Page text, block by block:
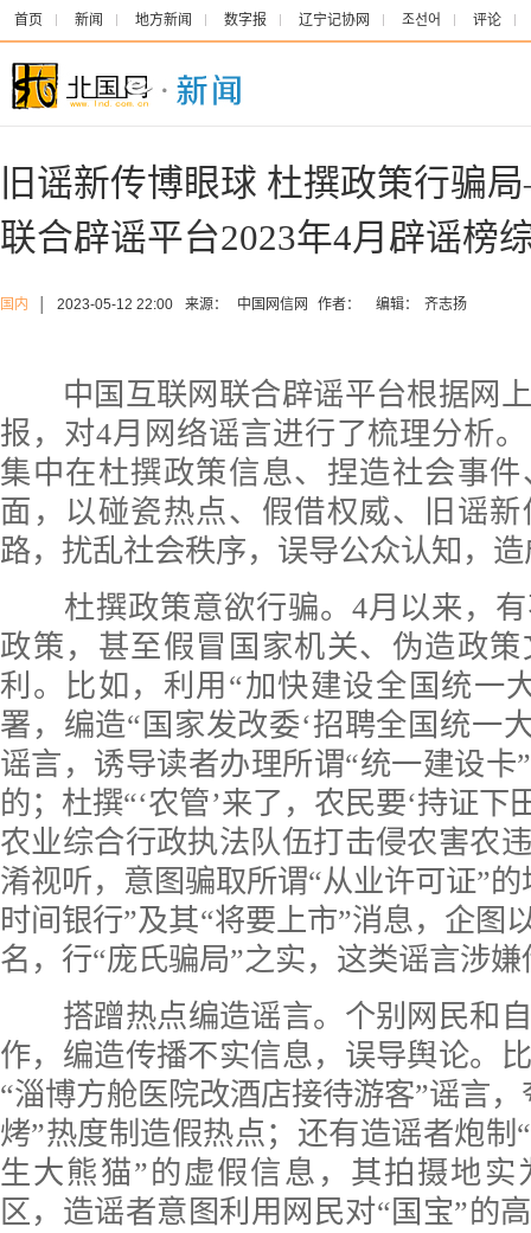
首页 新闻 地方新闻 数字报 辽宁记协网 조선어 评论
旧谣新传博眼球 杜撰政策行骗
联合辟谣平台2023年4月辟谣榜
国内 2023-05-12 22:00 来源： 中国网信网 作者： 编辑： 齐志扬
中国互联网联合辟谣平台根据网上
报，对4月网络谣言进行了梳理分析
集中在杜撰政策信息、捏造社会事
面，以碰瓷热点、假借权威、旧谣
路，扰乱社会秩序，误导公众认知，
杜撰政策意欲行骗。 4月以来，
政策，甚至假冒国家机关、伪造政
利。比如，利用“加快建设全国统一
署，编造“国家发改委‘招聘全国统一
谣言，诱导读者办理所谓“统一建设卡
的；杜撰“‘农管’来了，农民要‘持证下
农业综合行政执法队伍打击侵农害农
淆视听，意图骗取所谓“从业许可证”
时间银行”及其“将要上市”消息，企图
名，行“庞氏骗局”之实，这类谣言涉
搭蹭热点编造谣言。 个别网民和
作，编造传播不实信息，误导舆论。
“淄博方舱医院改酒店接待游客”谣言
烤”热度制造假热点；还有造谣者炮制
生大熊猫”的虚假信息，其拍摄地实
区，造谣者意图利用网民对“国宝”的